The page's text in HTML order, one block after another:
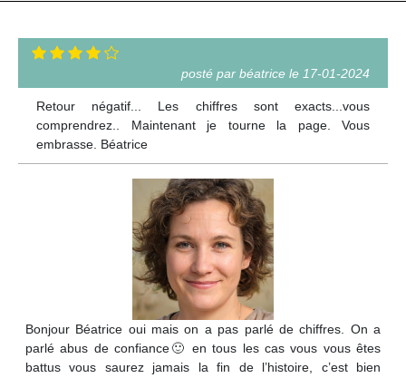
posté par béatrice le 17-01-2024
Retour négatif... Les chiffres sont exacts...vous
comprendrez.. Maintenant je tourne la page. Vous
embrasse. Béatrice
Bonjour Béatrice oui mais on a pas parlé de chiffres. On a
parlé abus de confiance🙂 en tous les cas vous vous êtes
battus vous saurez jamais la fin de l’histoire, c’est bien